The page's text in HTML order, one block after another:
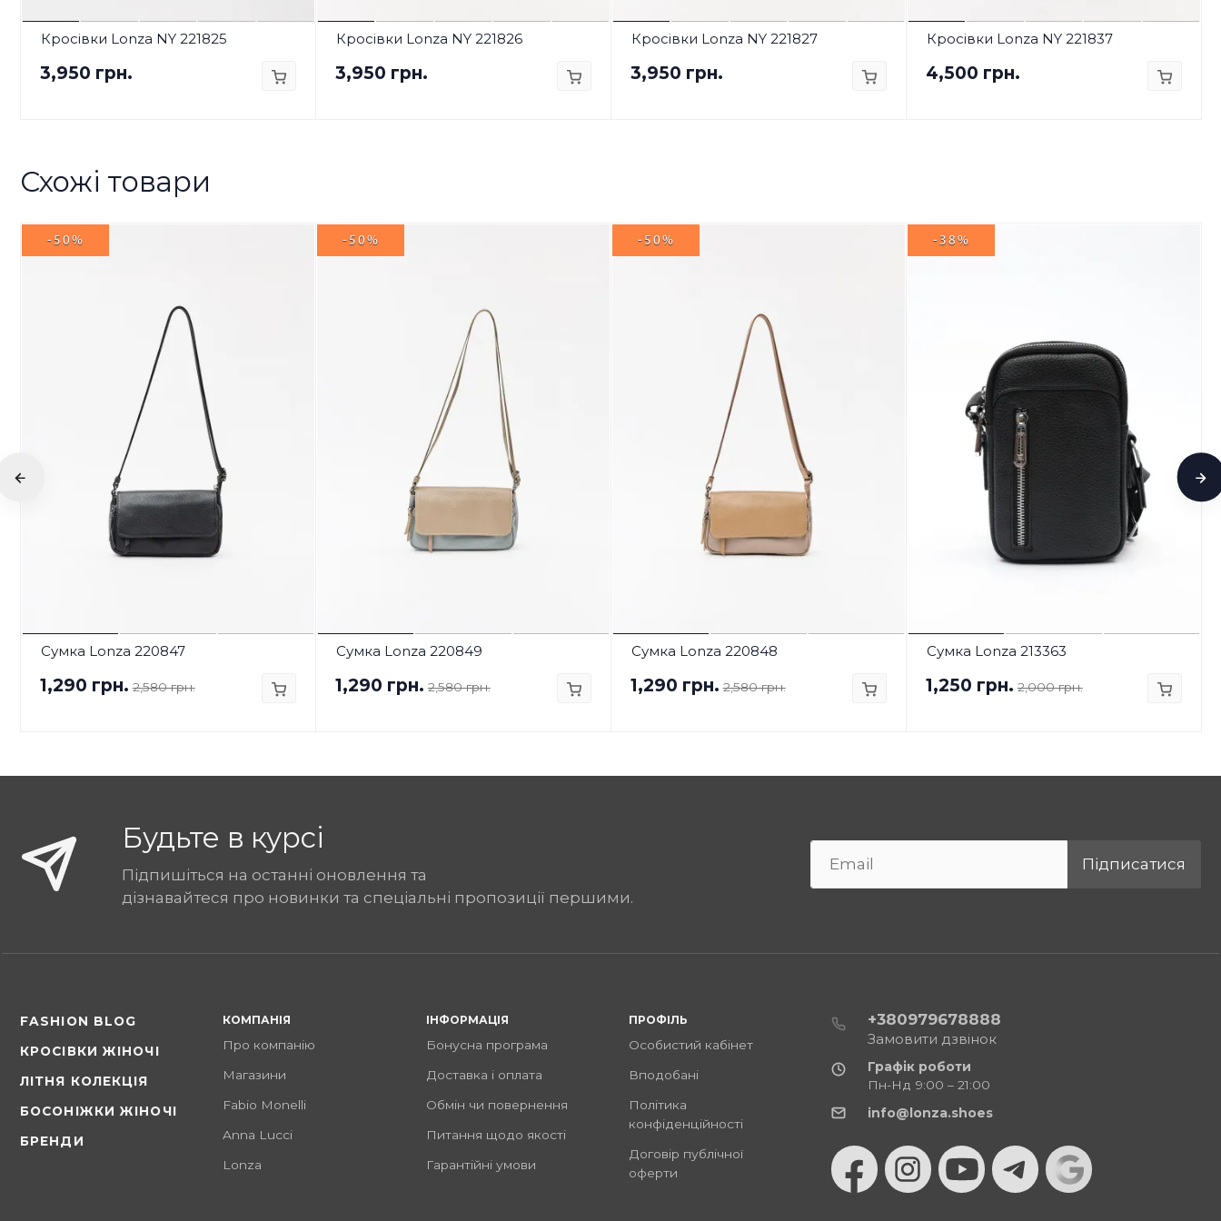
Кросівки Lonza NY 221825
3,950 грн.
Кросівки Lonza NY 221826
3,950 грн.
Кросівки Lonza NY 221827
3,950 грн.
Кросівки Lonza NY 221837
4,500 грн.
Схожі товари
-50%
Сумка Lonza 220847
1,290 грн. 2,580 грн.
-50%
Сумка Lonza 220849
1,290 грн. 2,580 грн.
-50%
Сумка Lonza 220848
1,290 грн. 2,580 грн.
-38%
Сумка Lonza 213363
1,250 грн. 2,000 грн.
Будьте в курсі
Підпишіться на останні оновлення та
дізнавайтеся про новинки та спеціальні пропозиції першими.
Підписатися
FASHION BLOG
КРОСІВКИ ЖІНОЧІ
ЛІТНЯ КОЛЕКЦІЯ
БОСОНІЖКИ ЖІНОЧІ
БРЕНДИ
КОМПАНІЯ
Про компанію
Магазини
Fabio Monelli
Anna Lucci
Lonza
ІНФОРМАЦІЯ
Бонусна програма
Доставка і оплата
Обмін чи повернення
Питання щодо якості
Гарантійні умови
ПРОФІЛЬ
Особистий кабінет
Вподобані
Політика
конфіденційності
Договір публічної
оферти
+380979678888
Замовити дзвінок
Графік роботи
Пн-Нд 9:00 – 21:00
info@lonza.shoes